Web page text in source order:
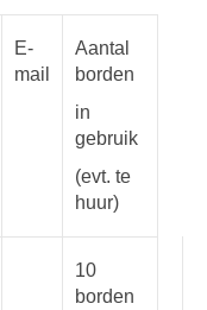
E-
mail
Aantal
borden
in
gebruik
(evt. te
huur)
10
borden